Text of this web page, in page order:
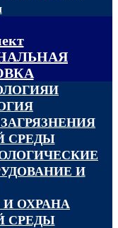
СРЕДЫ
И
ОХРАНА
СРЕДЫ